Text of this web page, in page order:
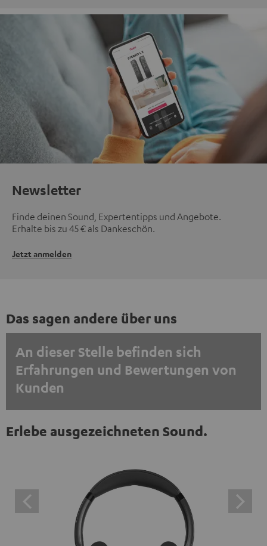
Newsletter
Finde deinen Sound, Expertentipps und Angebote.
Erhalte bis zu 45 € als Dankeschön.
Jetzt anmelden
Das sagen andere über uns
An dieser Stelle befinden sich
Erfahrungen und Bewertungen von
Kunden
EINMALIG ZUSTIMMEN UND ANZEIGEN
Trustpilot‑Bewertungen sind externe Inhalte. Der
externe Inhalt kann hier mit nur einem Klick angezeigt
werden. Mit dem Anklicken des Inhalts wird zugestimmt,
dass externe Inhalte angezeigt werden. Dabei können
personenbezogene Daten an Drittplattformen
Erlebe ausgezeichneten Sound.